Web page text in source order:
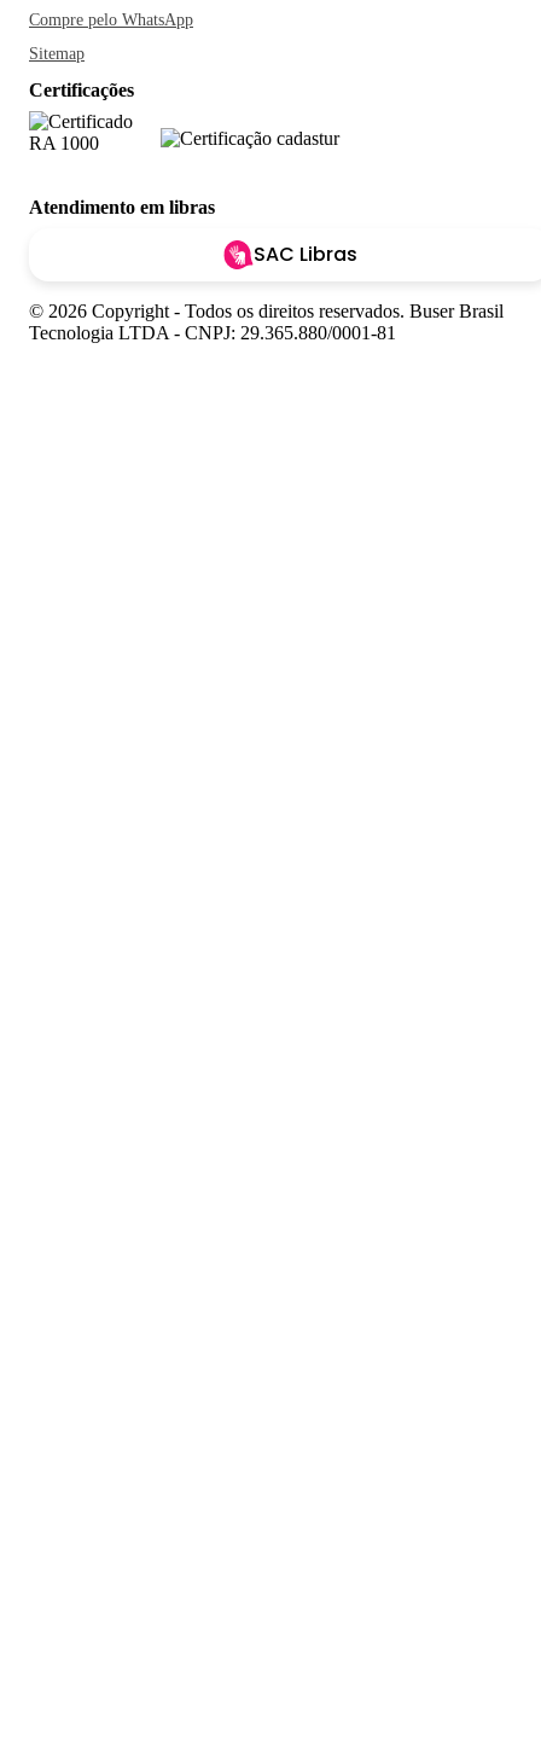
Compre pelo WhatsApp
Sitemap
Certificações
Atendimento em libras
SAC Libras
© 2026 Copyright - Todos os direitos reservados. Buser Brasil
Tecnologia LTDA - CNPJ: 29.365.880/0001-81